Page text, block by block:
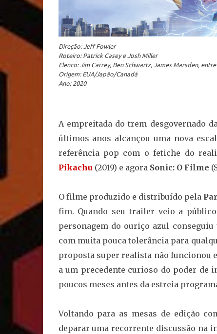
Direção: Jeff Fowler
Roteiro: Patrick Casey e Josh Miller
Elenco: Jim Carrey, Ben Schwartz, James Marsden,
Origem: EUA/Japão/Canadá
Ano: 2020
A empreitada do trem desgovernado
últimos anos alcançou uma nova
referência pop com o fetiche do
Pikachu(2019) e agora Sonic: O Filme
O filme produzido e distribuído pela
fim. Quando seu trailer veio a
personagem do ouriço azul
com muita pouca tolerância para
proposta super realista não funcionou
a um precedente curioso do poder de
poucos meses antes da estreia
Voltando para as mesas de edição
deparar uma recorrente discussão na